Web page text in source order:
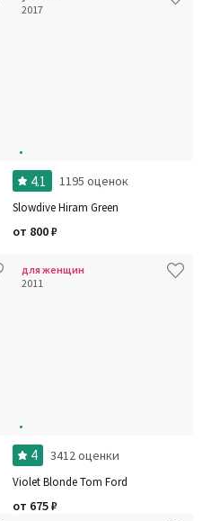
2017
4.1 1195 оценок
Slowdive Hiram Green
от 800₽
для женщин
2011
4 3412 оценки
Violet Blonde Tom Ford
от 675₽